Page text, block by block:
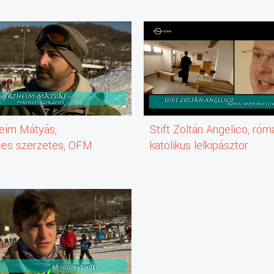
Mátyás,
szerzetes, OFM
Stift Zoltán Angelico,
katolikus lelkipásztor